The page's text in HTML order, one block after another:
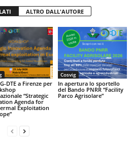
ALTRO DALL'AUTORE
DTE a Firenze per
“Strategic
Agenda for
Exploitation
Cosvig
In apertura lo sportello
del Bando PNRR “Facility
Parco Agrisolare”